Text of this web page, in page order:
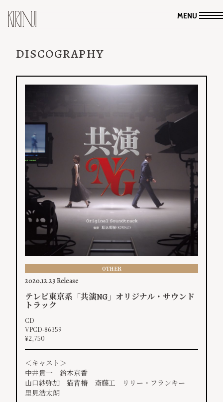
MENU
DISCOGRAPHY
OTHER
2020.12.23 Release
テレビ東京系「共演NG」オリジナル・サウンド
トラック
CD
VPCD-86359
¥2,750
＜キャスト＞
中井貴一 鈴木京香
山口紗弥加 猫背椿 斎藤工 リリー・フランキー
里見浩太朗